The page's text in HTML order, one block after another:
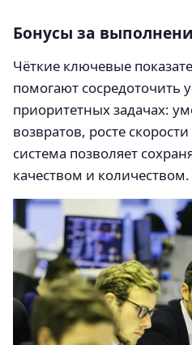
Бонусы за
Чёткие ключевые
помогают сосредоточить
приоритетных задачах:
возвратов, росте
система позволяет
качеством и количеством.